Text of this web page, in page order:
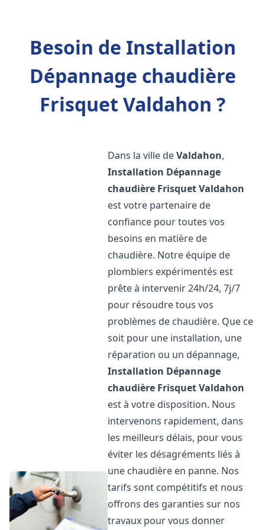
Besoin de Installation
Dépannage chaudière
Frisquet Valdahon ?
Dans la ville deValdahon,
Installation Dépannage
chaudière FrisquetValdahon
est votre partenaire de
confiance pour toutes vos
besoins en matière de
chaudière. Notre équipe de
plombiers expérimentés est
prête à intervenir 24h/24, 7j/7
pour résoudre tous vos
problèmes de chaudière. Que ce
soit pour une installation, une
réparation ou un dépannage,
Installation Dépannage
chaudière FrisquetValdahon
est à votre disposition. Nous
intervenons rapidement, dans
les meilleurs délais, pour vous
éviter les désagréments liés à
une chaudière en panne. Nos
tarifs sont compétitifs et nous
offrons des garanties sur nos
travaux pour vous donner